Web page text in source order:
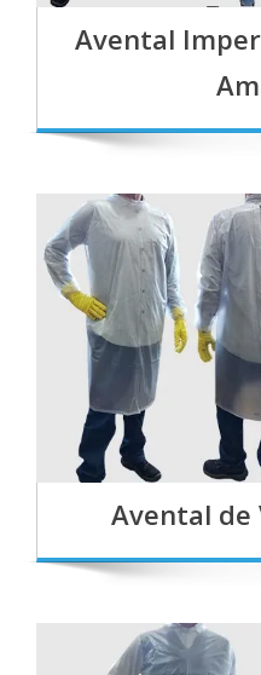
Avental
Avental de